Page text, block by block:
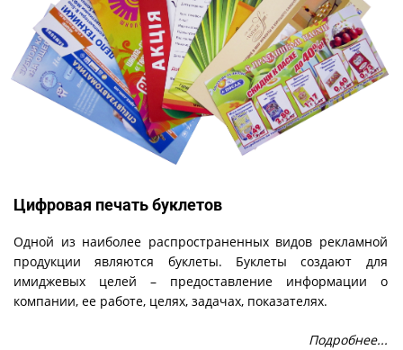
Цифровая печать буклетов
Одной из наиболее распространенных видов рекламной
продукции являются буклеты. Буклеты создают для
имиджевых целей – предоставление информации о
компании, ее работе, целях, задачах, показателях.
Подробнее...